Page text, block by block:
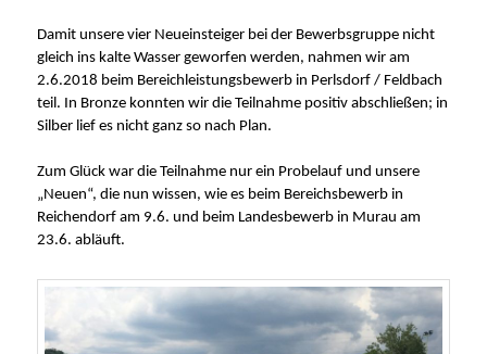
Damit unsere vier Neueinsteiger bei der Bewerbsgruppe nicht
gleich ins kalte Wasser geworfen werden, nahmen wir am
2.6.2018 beim Bereichleistungsbewerb in Perlsdorf / Feldbach
teil. In Bronze konnten wir die Teilnahme positiv abschließen; in
Silber lief es nicht ganz so nach Plan.
Zum Glück war die Teilnahme nur ein Probelauf und unsere
„Neuen“, die nun wissen, wie es beim Bereichsbewerb in
Reichendorf am 9.6. und beim Landesbewerb in Murau am
23.6. abläuft.